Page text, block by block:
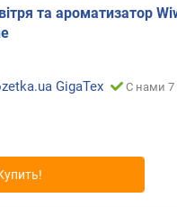
та ароматизатор
GigaТех С нами 7